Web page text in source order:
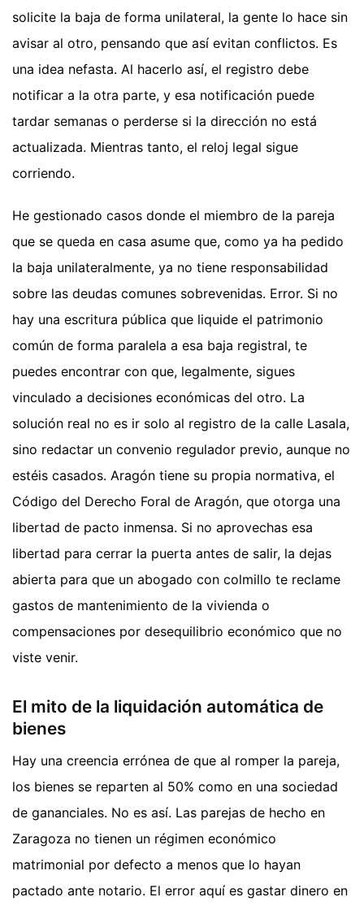
solicite la baja de forma unilateral, la gente lo hace sin
avisar al otro, pensando que así evitan conflictos. Es
una idea nefasta. Al hacerlo así, el registro debe
notificar a la otra parte, y esa notificación puede
tardar semanas o perderse si la dirección no está
actualizada. Mientras tanto, el reloj legal sigue
corriendo.
He gestionado casos donde el miembro de la pareja
que se queda en casa asume que, como ya ha pedido
la baja unilateralmente, ya no tiene responsabilidad
sobre las deudas comunes sobrevenidas. Error. Si no
hay una escritura pública que liquide el patrimonio
común de forma paralela a esa baja registral, te
puedes encontrar con que, legalmente, sigues
vinculado a decisiones económicas del otro. La
solución real no es ir solo al registro de la calle Lasala,
sino redactar un convenio regulador previo, aunque no
estéis casados. Aragón tiene su propia normativa, el
Código del Derecho Foral de Aragón, que otorga una
libertad de pacto inmensa. Si no aprovechas esa
libertad para cerrar la puerta antes de salir, la dejas
abierta para que un abogado con colmillo te reclame
gastos de mantenimiento de la vivienda o
compensaciones por desequilibrio económico que no
viste venir.
El mito de la liquidación automática de
bienes
Hay una creencia errónea de que al romper la pareja,
los bienes se reparten al 50% como en una sociedad
de gananciales. No es así. Las parejas de hecho en
Zaragoza no tienen un régimen económico
matrimonial por defecto a menos que lo hayan
pactado ante notario. El error aquí es gastar dinero en